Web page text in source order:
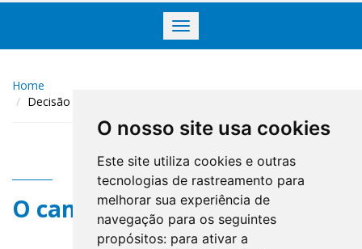
O nosso site usa cookies
Este site utiliza cookies e outras
tecnologias de rastreamento para
melhorar sua experiência de
navegação para os seguintes
propósitos: para ativar a
Toggle
navigation
Home
Decisão COREN-DF N° 205 DE 27 DE outubro DE 2025
O campo title não existe.